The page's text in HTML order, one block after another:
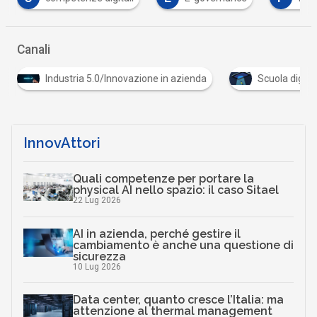
Canali
Industria 5.0/Innovazione in azienda Scuola
InnovAttori
Quali competenze per portare la
physical AI nello spazio: il caso Sitael
22 Lug 2026
AI in azienda, perché gestire il
cambiamento è anche una questione di
sicurezza
10 Lug 2026
Data center, quanto cresce l’Italia: ma
attenzione al thermal management